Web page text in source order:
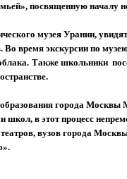
», посвященную началу
музея Урании,
время экскурсии по
Также школьники
города Москвы
школ, в этот процесс
вузов города
».